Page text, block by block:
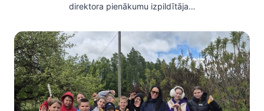
direktora pienākumu izpildītāja…